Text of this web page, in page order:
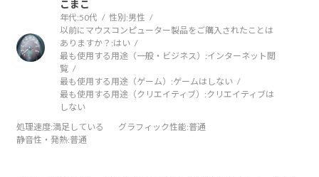
こまこ
年代:50代 性別:男性
以前にマウスコンピューター製品をご購入されたことは
ありますか？:はい
最も使用する用途（一般・ビジネス）:インターネット閲
覧
最も使用する用途（ゲーム）:ゲームはしない
最も使用する用途（クリエイティブ）:クリエイティブは
しない
処理速度:満足している グラフィック性能:普通
静音性・発熱:普通